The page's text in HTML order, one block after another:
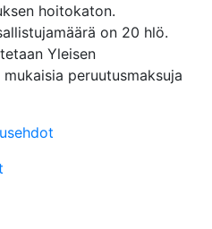
hoitokaton.
on 20 hlö.
Yleisen
peruutusmaksuja